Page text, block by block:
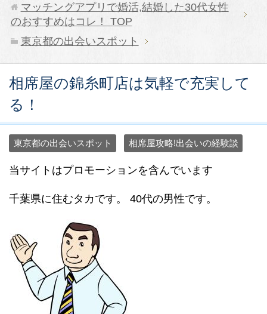
マッチングアプリで婚活,結婚した30代女性
のおすすめはコレ！
TOP
東京都の出会いスポット
相席屋の錦糸町店は気軽で充実して
る！
東京都の出会いスポット 相席屋攻略!出会いの経験談
当サイトはプロモーションを含んでいます
千葉県に住むタカです。 40代の男性です。